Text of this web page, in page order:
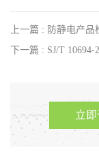
上一篇 : 防静电产品
下一篇 : SJ/T
立